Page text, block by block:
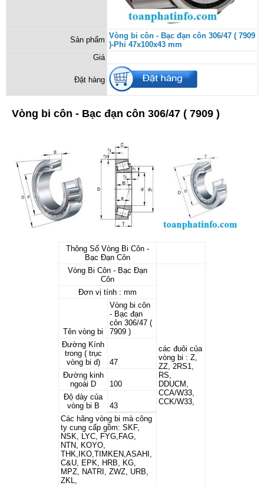
Sản phẩm Vòng bi côn - Bạc đạn côn 306/47 ( 7909
)-Phi 47x100x43 mm
Giá
Đặt hàng
Vòng bi côn - Bạc đạn côn 306/47 ( 7909 )
Thông Số Vòng Bi Côn -
Bạc Đạn Côn
Vòng Bi Côn - Bạc Đạn
Côn
các đuôi của
vòng bi : Z,
ZZ, 2RS1,
RS,
DDUCM,
CCA/W33,
CCK/W33,
Đơn vị tính : mm
Tên vòng bi
Vòng bi côn
- Bạc đạn
côn 306/47 (
7909 )
Đường Kính
trong ( trục
vòng bi d)
47
Đường kinh
ngoài D
100
Độ dày của
vòng bi B
43
Các hãng vòng bi mà công
ty cung cấp gồm: SKF,
NSK, LYC, FYG,FAG,
NTN, KOYO,
THK,IKO,TIMKEN,ASAHI,
C&U, EPK, HRB, KG,
MPZ, NATRI, ZWZ, URB,
ZKL,